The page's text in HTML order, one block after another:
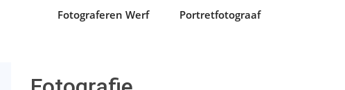
Fotograferen Werf Portretfotograaf